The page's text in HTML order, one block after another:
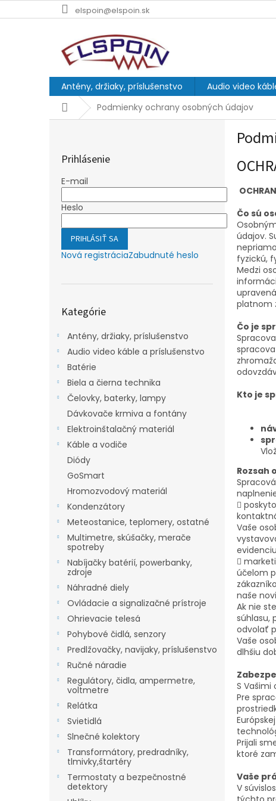
na
elspoin@elspoin.sk
Antény, držiaky, príslušenstvo Audio video
DomovPodmienky ochrany osobných údajov
Prihlásenie
E-mail
Heslo
PRIHLÁSIŤ SA
Nová registráciaZabudnuté heslo
kategórie
Kategórie
Antény, držiaky, príslušenstvo
Audio video káble a príslušenstvo
Batérie
Biela a čierna technika
Čelovky, baterky, lampy
Dávkovače krmiva a fontány
Elektroinštalačný materiál
Káble a vodiče
Diódy
GoSmart
Hromozvodový materiál
Kondenzátory
Meteostanice, teplomery, ostatné
Multimetre, skúšačky, merače
spotreby
Nabíjačky batérií, powerbanky,
zdroje
Náhradné diely
Ovládacie a signalizačné prístroje
Ohrievacie telesá
Pohybové čidlá, senzory
Predlžovačky, navijaky, príslušenstvo
Ručné náradie
Regulátory, čidla, ampermetre,
voltmetre
Relátka
Svietidlá
Slnečné kolektory
Transformátory, predradníky,
tlmivky,štartéry
Termostaty a bezpečnostné
detektory
Čo sú
údajov.
fyzickú,
Medzi
platnom
Čo je
Kto je
Rozsah

Vaše

účelom
naše
Ak nie
súhlasu,
odvolať
Vaše
dlhšiu
S
Pre
Prijali
ktoré
Vaše
V